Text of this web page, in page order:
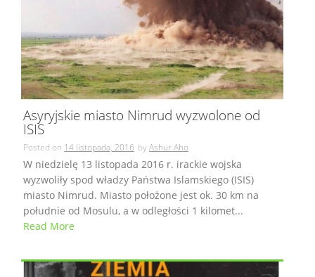
Asyryjskie miasto Nimrud wyzwolone od
ISIS
Posted on 14 listopada, 2016 byAshur Aho
W niedzielę 13 listopada 2016 r. irackie wojska
wyzwoliły spod władzy Państwa Islamskiego (ISIS)
miasto Nimrud. Miasto położone jest ok. 30 km na
południe od Mosulu, a w odległości 1 kilomet...
Read More